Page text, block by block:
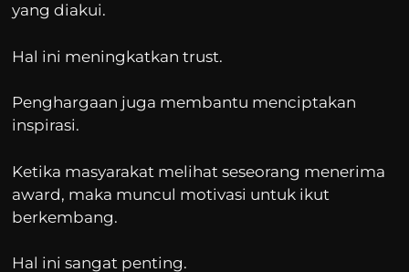
yang diakui.
Hal ini meningkatkan trust.
Penghargaan juga membantu menciptakan
inspirasi.
Ketika masyarakat melihat seseorang menerima
award, maka muncul motivasi untuk ikut
berkembang.
Hal ini sangat penting.